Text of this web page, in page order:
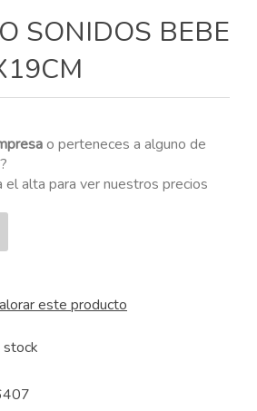
SONIDOS BEBE
o perteneces a alguno de
?
alta para ver nuestros precios
este producto
stock